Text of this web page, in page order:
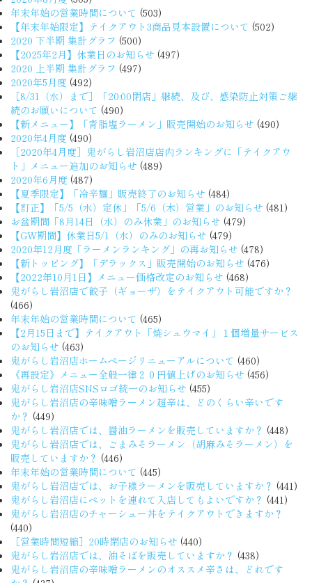
年末年始の営業時間について (503)
【年末年始限定】テイクアウト3商品見本設置について (502)
2020 下半期 集計グラフ (500)
【2025年2月】休業日のお知らせ (497)
2020 上半期 集計グラフ (497)
2020年5月度 (492)
［8/31（水）まで］「20:00閉店」継続、及び、感染防止対策ご継
続のお願いについて (490)
【新メニュー】「背脂塩ラーメン」販売開始のお知らせ (490)
2020年4月度 (490)
［2020年4月度］鬼がらし岩沼店店内ランキングに「テイクアウ
ト」メニュー追加のお知らせ (489)
2020年6月度 (487)
【夏季限定】「冷辛麺」販売終了のお知らせ (484)
【訂正】「5/5（水）定休」「5/6（木）営業」のお知らせ (481)
お盆期間「8月14日（水）のみ休業」のお知らせ (479)
【GW期間】休業日5/1（水）のみのお知らせ (479)
2020年12月度「ラーメンランキング」の再お知らせ (478)
【新トッピング】「デラックス」販売開始のお知らせ (476)
【2022年10月1日】メニュー価格改定のお知らせ (468)
鬼がらし岩沼店で餃子（ギョーザ）をテイクアウト可能ですか？
(466)
年末年始の営業時間について (465)
【2月15日まで】テイクアウト「焼シュウマイ」１個増量サービス
のお知らせ (463)
鬼がらし岩沼店ホームページリニューアルについて (460)
《再設定》メニュー全般一律２０円値上げのお知らせ (456)
鬼がらし岩沼店SNSロゴ統一のお知らせ (455)
鬼がらし岩沼店の辛味噌ラーメン超辛は、どのくらい辛いです
か？ (449)
鬼がらし岩沼店では、醤油ラーメンを販売していますか？ (448)
鬼がらし岩沼店では、ごまみそラーメン（胡麻みそラーメン）を
販売していますか？ (446)
年末年始の営業時間について (445)
鬼がらし岩沼店では、お子様ラーメンを販売していますか？ (441)
鬼がらし岩沼店にペットを連れて入店してもよいですか？ (441)
鬼がらし岩沼店のチャーシュー丼をテイクアウトできますか？
(440)
［営業時間短縮］20時閉店のお知らせ (440)
鬼がらし岩沼店では、油そばを販売していますか？ (438)
鬼がらし岩沼店の辛味噌ラーメンのオススメ辛さは、どれです